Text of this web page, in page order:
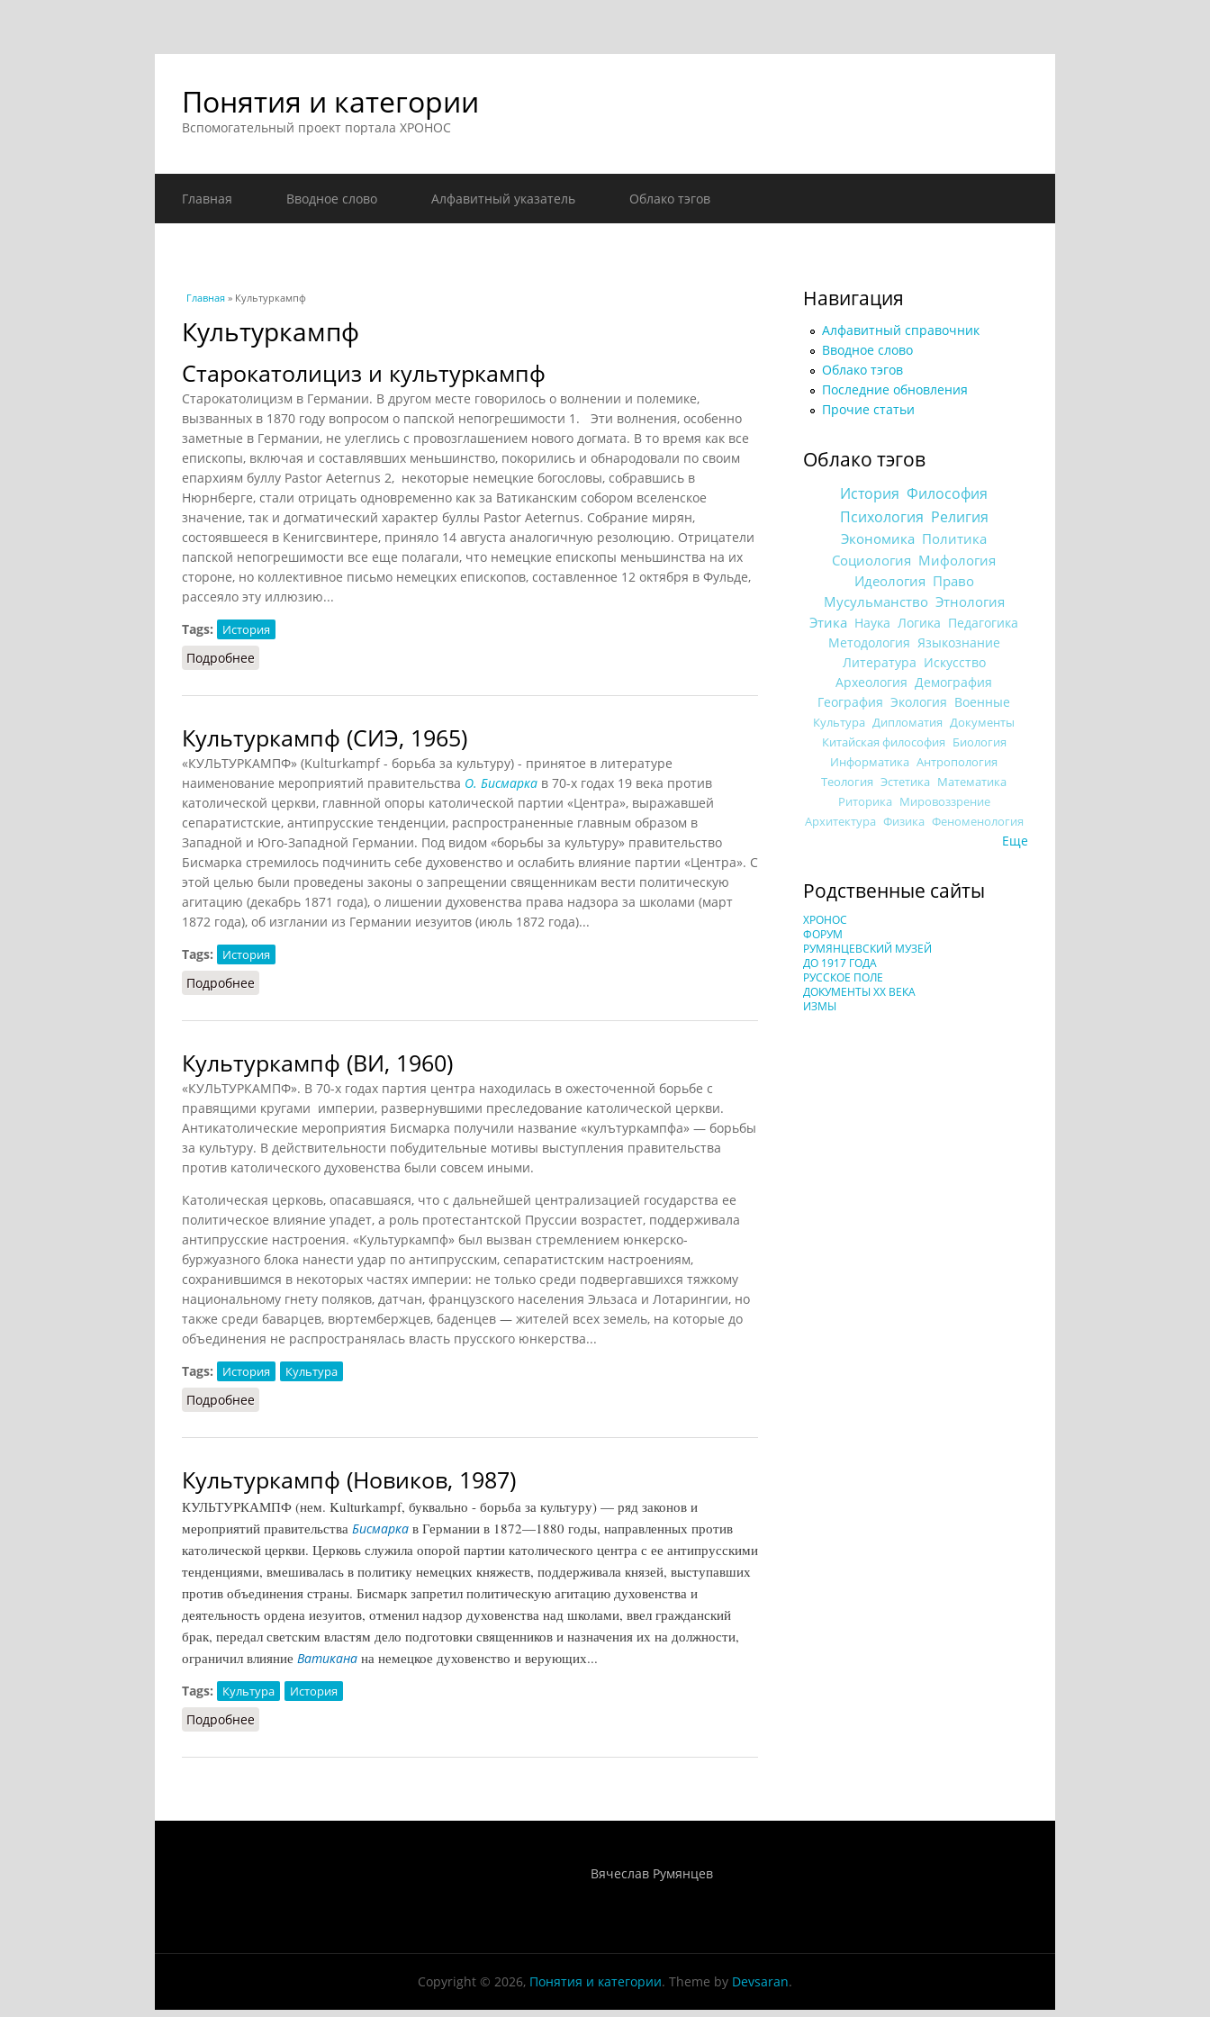
Понятия и категории
Вспомогательный проект портала ХРОНОС
Главная Вводное слово Алфавитный указатель Облако тэгов
Вы здесь
Главная » Культуркампф
Культуркампф
Старокатолициз и культуркампф
Старокатолицизм в Германии. В другом месте говорилось о волнении и полемике,
вызванных в 1870 году вопросом о папской непогрешимости 1 . Эти волнения, особенно
заметные в Германии, не улеглись с провозглашением нового догмата. В то время как все
епископы, включая и составлявших меньшинство, покорились и обнародовали по своим
епархиям буллу Pastor Aeternus 2, некоторые немецкие богословы, собравшись в
Нюрнберге, стали отрицать одновременно как за Ватиканским собором вселенское
значение, так и догматический характер буллы Pastor Aeternus. Собрание мирян,
состоявшееся в Кенигсвинтере, приняло 14 августа аналогичную резолюцию. Отрицатели
папской непогрешимости все еще полагали, что немецкие епископы меньшинства на их
стороне, но коллективное письмо немецких епископов, составленное 12 октября в Фульде,
рассеяло эту иллюзию...
Tags:
История
Подробнее
Культуркампф (СИЭ, 1965)
«КУЛЬТУРКАМПФ» (Kulturkampf - борьба за культуру) - принятое в литературе
наименование мероприятий правительства О. Бисмарка в 70-х годах 19 века против
католической церкви, главнной опоры католической партии «Центра», выражавшей
сепаратистские, антипрусские тенденции, распространенные главным образом в
Западной и Юго-Западной Германии. Под видом «борьбы за культуру» правительство
Бисмарка стремилось подчинить себе духовенство и ослабить влияние партии «Центра». С
этой целью были проведены законы о запрещении священникам вести политическую
агитацию (декабрь 1871 года), о лишении духовенства права надзора за школами (март
1872 года), об изглании из Германии иезуитов (июль 1872 года)...
Tags:
История
Подробнее
Культуркампф (ВИ, 1960)
«КУЛЬТУРКАМПФ». В 70-х годах партия центра находилась в ожесточенной борьбе с
правящими кругами империи, развернувшими преследование католической церкви.
Антикатолические мероприятия Бисмарка получили название «кулътуркампфа» — борьбы
за культуру. В действительности побудительные мотивы выступления правительства
против католического духовенства были совсем иными.
Католическая церковь, опасавшаяся, что с дальнейшей централизацией государства ее
политическое влияние упадет, а роль протестантской Пруссии возрастет, поддерживала
антипрусские настроения. «Культуркампф» был вызван стремлением юнкерско-
буржуазного блока нанести удар по антипрусским, сепаратистским настроениям,
сохранившимся в некоторых частях империи: не только среди подвергавшихся тяжкому
национальному гнету поляков, датчан, французского населения Эльзаса и Лотарингии, но
также среди баварцев, вюртембержцев, баденцев — жителей всех земель, на которые до
объединения не распространялась власть прусского юнкерства...
Tags:
История Культура
Подробнее
Культуркампф (Новиков, 1987)
КУЛЬТУРКАМПФ (нем. Kulturkampf, буквально - борьба за культуру) — ряд законов и
мероприятий правительства Бисмарка в Германии в 1872—1880 годы, направленных против
католической церкви. Церковь служила опорой партии католического центра с ее антипрусскими
тенденциями, вмешивалась в политику немецких княжеств, поддерживала князей, выступавших
против объединения страны. Бисмарк запретил политическую агитацию духовенства и
деятельность ордена иезуитов, отменил надзор духовенства над школами, ввел гражданский
брак, передал светским властям дело подготовки священников и назначения их на должности,
ограничил влияние Ватикана на немецкое духовенство и верующих...
Tags: Культура История
Подробнее
Навигация
Алфавитный справочник
Вводное слово
Облако тэгов
Последние обновления
Прочие статьи
Облако тэгов
История Философия
Психология Религия
Экономика Политика
Социология Мифология
Идеология Право
Мусульманство Этнология
Этика Наука Логика Педагогика
Методология Языкознание
Литература Искусство
Археология Демография
География Экология Военные
Культура Дипломатия Документы
Китайская философия Биология
Информатика Антропология
Теология Эстетика Математика
Риторика Мировоззрение
Архитектура Физика Феноменология
Еще
Родственные сайты
ХРОНОС
ФОРУМ
РУМЯНЦЕВСКИЙ МУЗЕЙ
ДО 1917 ГОДА
РУССКОЕ ПОЛЕ
ДОКУМЕНТЫ XX ВЕКА
ИЗМЫ
Вячеслав Румянцев
Copyright © 2026, Понятия и категории. Theme by Devsaran.